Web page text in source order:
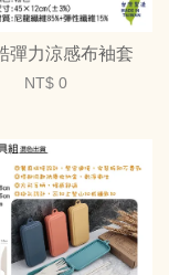
彈力涼感布袖套
NT$ 0